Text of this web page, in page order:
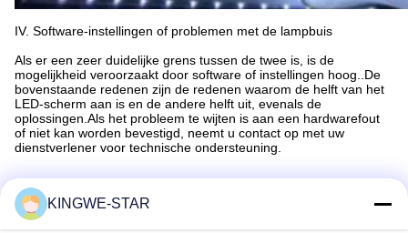
IV. Software-instellingen of problemen met de lampbuis
Als er een zeer duidelijke grens tussen de twee is, is de
mogelijkheid veroorzaakt door software of instellingen hoog..De
bovenstaande redenen zijn de redenen waarom de helft van het
LED-scherm aan is en de andere helft uit, evenals de
oplossingen.Als het probleem te wijten is aan een hardwarefout
of niet kan worden bevestigd, neemt u contact op met uw
dienstverlener voor technische ondersteuning.
KINGWE-STAR